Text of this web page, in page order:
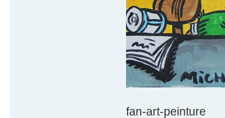
fan-art-peinture